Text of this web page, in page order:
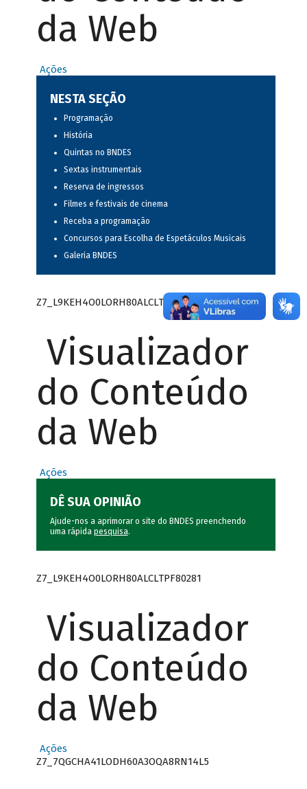
da Web
Ações
NESTA SEÇÃO
Programação
História
Quintas no BNDES
Sextas instrumentais
Reserva de ingressos
Filmes e festivais de cinema
Receba a programação
Concursos para Escolha de Espetáculos Musicais
Galeria BNDES
Z7_L9KEH4O0LORH80ALCLTPF80282
Visualizador
do Conteúdo
da Web
Ações
DÊ SUA OPINIÃO
Ajude-nos a aprimorar o site do BNDES preenchendo
uma rápida pesquisa.
Z7_L9KEH4O0LORH80ALCLTPF80281
Visualizador
do Conteúdo
da Web
Ações
Z7_7QGCHA41LODH60A3OQA8RN14L5